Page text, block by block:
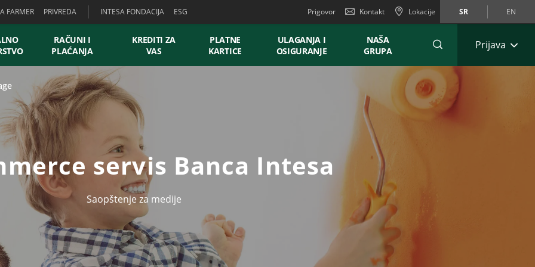
FARMER PRIVREDA INTESA FONDACIJA ESG Prigovor Kontakt Lokacije SR EN
RAČUNI I
PLAĆANJA
KREDITI ZA
VAS
PLATNE
KARTICE
ULAGANJA I
OSIGURANJE
NAŠA
GRUPA
Prijava
servis Banca Intesa
Saopštenje za medije